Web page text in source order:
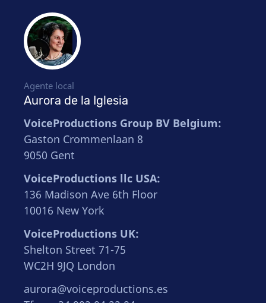
Agente local
Aurora de la Iglesia
VoiceProductions Group BV Belgium:
Gaston Crommenlaan 8
9050 Gent
VoiceProductions llc USA:
136 Madison Ave 6th Floor
10016 New York
VoiceProductions UK:
Shelton Street 71-75
WC2H 9JQ London
aurora@voiceproductions.es